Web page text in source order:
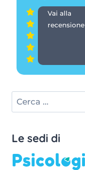
Vai alla
recensione
Ricerca
Le sedi di